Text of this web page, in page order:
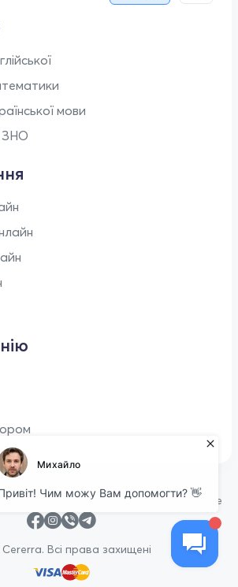
мови
ЗНО
Всі права захищені
• Політика щодо файлів cookie